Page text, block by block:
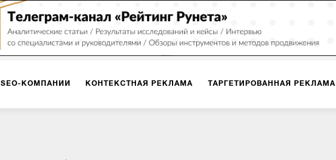
SEO-КОМПАНИИ КОНТЕКСТНАЯ РЕКЛАМА ТАРГЕТИРОВАННАЯ РЕКЛАМА